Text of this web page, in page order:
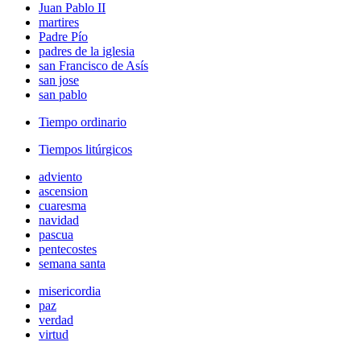
Juan Pablo II
martires
Padre Pío
padres de la iglesia
san Francisco de Asís
san jose
san pablo
Tiempo ordinario
Tiempos litúrgicos
adviento
ascension
cuaresma
navidad
pascua
pentecostes
semana santa
misericordia
paz
verdad
virtud